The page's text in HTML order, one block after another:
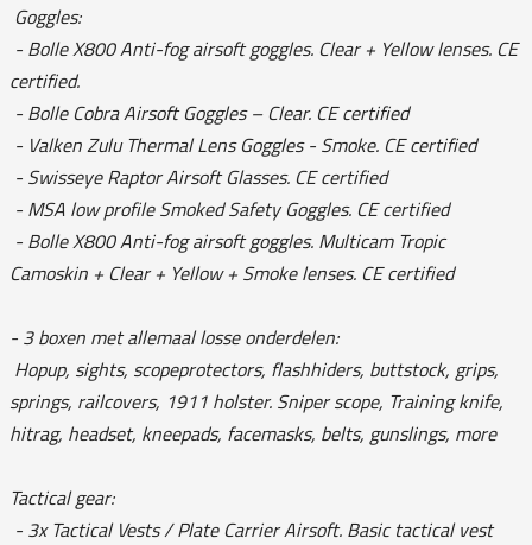
Goggles:
- Bolle X800 Anti-fog airsoft goggles. Clear + Yellow lenses. CE
certified.
- Bolle Cobra Airsoft Goggles – Clear. CE certified
- Valken Zulu Thermal Lens Goggles - Smoke. CE certified
- Swisseye Raptor Airsoft Glasses. CE certified
- MSA low profile Smoked Safety Goggles. CE certified
- Bolle X800 Anti-fog airsoft goggles. Multicam Tropic
Camoskin + Clear + Yellow + Smoke lenses. CE certified
- 3 boxen met allemaal losse onderdelen:
Hopup, sights, scopeprotectors, flashhiders, buttstock, grips,
springs, railcovers, 1911 holster. Sniper scope, Training knife,
hitrag, headset, kneepads, facemasks, belts, gunslings, more
Tactical gear:
- 3x Tactical Vests / Plate Carrier Airsoft. Basic tactical vest